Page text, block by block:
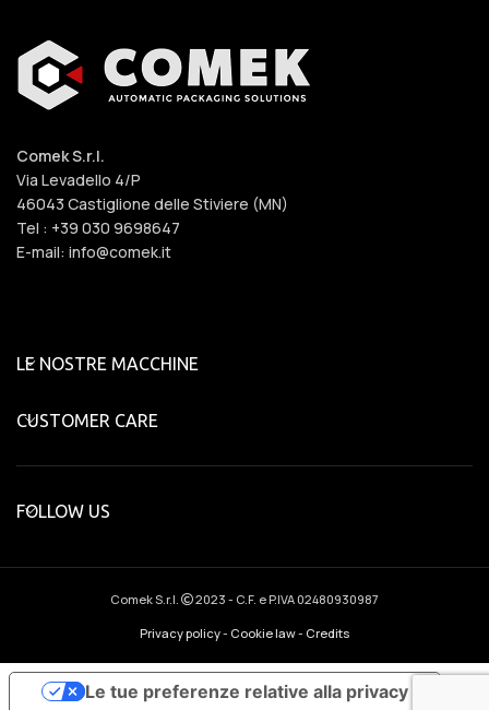
Comek S.r.l.
Via Levadello 4/P
46043 Castiglione delle Stiviere (MN)
Tel : +39 030 9698647
E-mail: info@comek.it
LE NOSTRE MACCHINE
CUSTOMER CARE
FOLLOW US
Comek S.r.l. 2023 - C.F. e P.IVA 02480930987
Privacy policy- Cookie law- Credits
Le tue preferenze relative alla privacy